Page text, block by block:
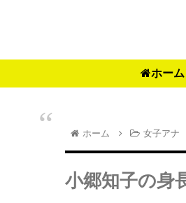
ホーム
ホーム 女子アナ
小郷知子の身